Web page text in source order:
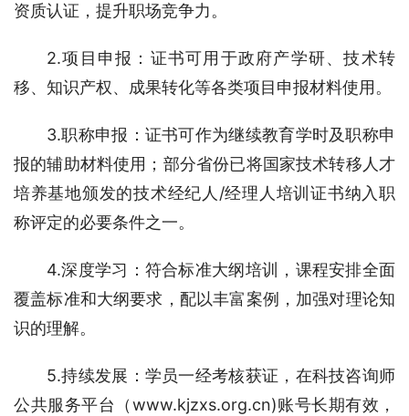
资质认证，提升职场竞争力。
2.项目申报：证书可用于政府产学研、技术转
移、知识产权、成果转化等各类项目申报材料使用。
3.职称申报：证书可作为继续教育学时及职称申
报的辅助材料使用；部分省份已将国家技术转移人才
培养基地颁发的技术经纪人/经理人培训证书纳入职
称评定的必要条件之一。
4.深度学习：符合标准大纲培训，课程安排全面
覆盖标准和大纲要求，配以丰富案例，加强对理论知
识的理解。
5.持续发展：学员一经考核获证，在科技咨询师
公共服务平台（www.kjzxs.org.cn)账号长期有效，